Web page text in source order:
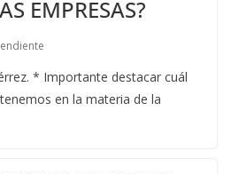
EMPRESAS?
* Importante destacar cuál
en la materia de la